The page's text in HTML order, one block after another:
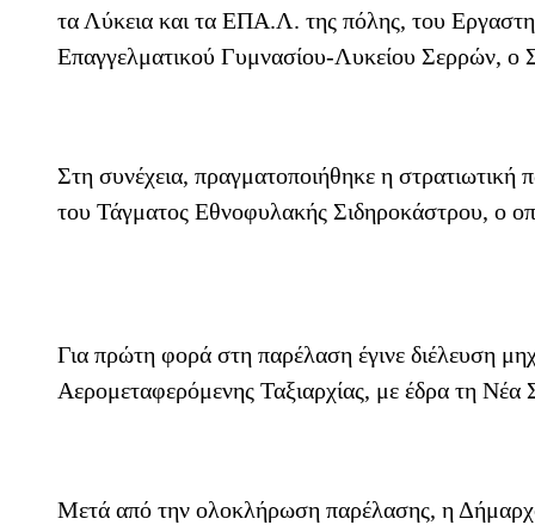
τα Λύκεια και τα ΕΠΑ.Λ. της πόλης, του
Επαγγελματικού Γυμνασίου-Λυκείου Σερρών, ο
Στη συνέχεια, πραγματοποιήθηκε η
του Τάγματος Εθνοφυλακής Σιδηροκάστρου, ο
Για πρώτη φορά στη παρέλαση έγινε διέλευση
Αερομεταφερόμενης Ταξιαρχίας, με έδρα τη Νέα
Μετά από την ολοκλήρωση παρέλασης, η